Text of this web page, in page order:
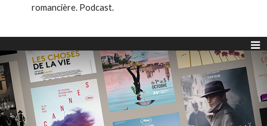
romancière. Podcast.